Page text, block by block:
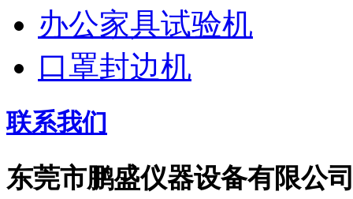
办公家具试验机
口罩封边机
联系我们
东莞市鹏盛仪器设备有限公